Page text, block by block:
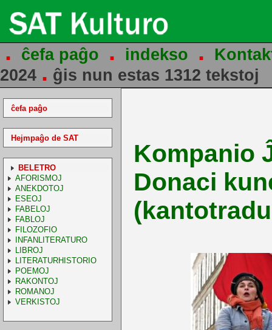
. ĉefa paĝo . indekso .
2024 . ĝis nun estas 1312 tekstoj
ĉefa paĝo
Hejmpaĝo de SAT
BELETRO
AFORISMOJ
ANEKDOTOJ
ESEOJ
FABELOJ
FABLOJ
FILOZOFIO
INFANLITERATURO
LIBROJ
LITERATURHISTORIO
POEMOJ
RAKONTOJ
ROMANOJ
VERKISTOJ
Kompanio
Donaci